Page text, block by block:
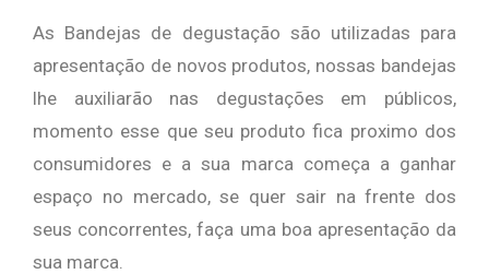
As Bandejas de degustação são utilizadas para
apresentação de novos produtos, nossas bandejas
lhe auxiliarão nas degustações em públicos,
momento esse que seu produto fica proximo dos
consumidores e a sua marca começa a ganhar
espaço no mercado, se quer sair na frente dos
seus concorrentes, faça uma boa apresentação da
sua marca.